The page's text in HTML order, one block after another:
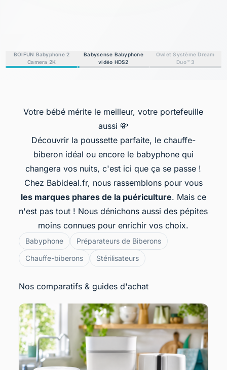
BOIFUN Babyphone 2
Camera 2K
Babysense Babyphone
vidéo HDS2
Owlet Système Dream
Duo™ 3
Votre bébé mérite le meilleur, votre portefeuille
aussi 💸
Découvrir la poussette parfaite, le chauffe-
biberon idéal ou encore le babyphone qui
changera vos nuits, c'est ici que ça se passe !
Chez Babideal.fr, nous rassemblons pour vous
les marques phares de la puériculture. Mais ce
n'est pas tout ! Nous dénichons aussi des pépites
moins connues pour enrichir vos choix.
Babyphone
Préparateurs de Biberons
Chauffe-biberons
Stérilisateurs
Nos comparatifs & guides d'achat